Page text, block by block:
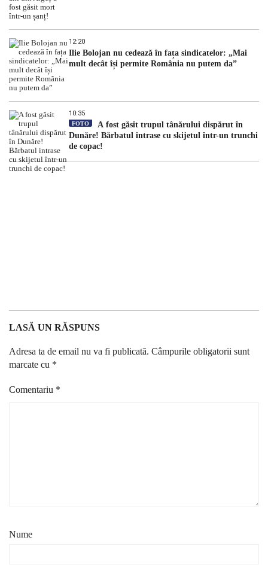
12:20
Ilie Bolojan nu cedează în fața sindicatelor: „Mai
mult decât își permite România nu putem da”
10:35
FOTO
A fost găsit trupul tânărului dispărut în
Dunăre! Bărbatul intrase cu skijetul într-un trunchi
de copac!
LASĂ UN RĂSPUNS
Adresa ta de email nu va fi publicată. Câmpurile obligatorii sunt
marcate cu *
Comentariu *
Nume